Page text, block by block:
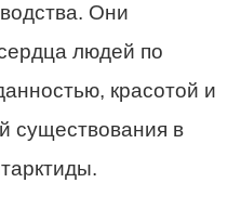
Они
людей по
красотой и
существования в